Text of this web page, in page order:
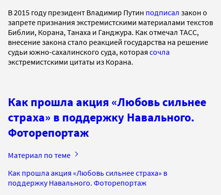
В 2015 году президент Владимир Путин подписал закон о
запрете признания экстремистскими материалами текстов
Библии, Корана, Танаха и Ганджура. Как отмечал ТАСС,
внесение закона стало реакцией государства на решение
судьи южно-сахалинского суда, которая сочла
экстремистскими цитаты из Корана.
Как прошла акция «Любовь сильнее
страха» в поддержку Навального.
Фоторепортаж
Материал по теме
Как прошла акция «Любовь сильнее страха» в
поддержку Навального. Фоторепортаж